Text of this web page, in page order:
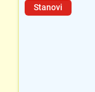
Stanovi